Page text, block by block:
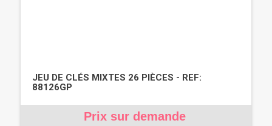
JEU DE CLÉS MIXTES 26 PIÈCES - REF:
88126GP
Prix sur demande